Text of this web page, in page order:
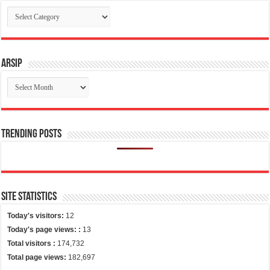
Categories
Arsip
Arsip
Trending Posts
Site Statistics
Today's visitors: 12
Today's page views: : 13
Total visitors : 174,732
Total page views: 182,697